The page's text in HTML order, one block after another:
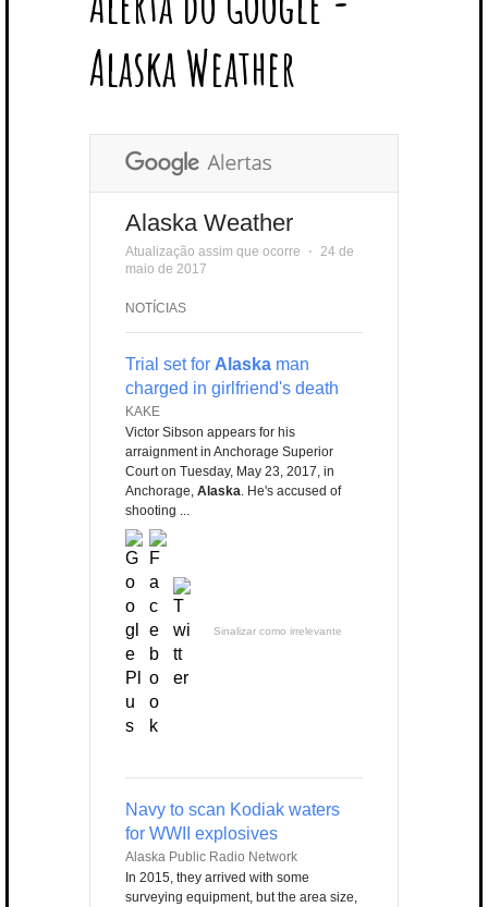
E
B
O
O
K
L
E
P
E
R
E
S
T
E
D
I
N
A
G
R
A
M
U
B
U
Alaska Weather
Alaska Weather
Atualização assim que ocorre ⋅ 24 de
maio de 2017
NOTÍCIAS
Trial set for Alaska man
charged in girlfriend's death
KAKE
Victor Sibson appears for his
arraignment in Anchorage Superior
Court on Tuesday, May 23, 2017, in
Anchorage, Alaska. He's accused of
shooting ...
Sinalizar como irrelevante
Navy to scan Kodiak waters
for WWII explosives
Alaska Public Radio Network
In 2015, they arrived with some
surveying equipment, but the area size,